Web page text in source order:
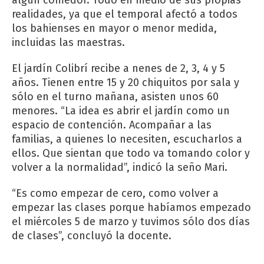
realidades, ya que el temporal afectó a todos
los bahienses en mayor o menor medida,
incluidas las maestras.
El jardín Colibrí recibe a nenes de 2, 3, 4 y 5
años. Tienen entre 15 y 20 chiquitos por sala y
sólo en el turno mañana, asisten unos 60
menores. “La idea es abrir el jardín como un
espacio de contención. Acompañar a las
familias, a quienes lo necesiten, escucharlos a
ellos. Que sientan que todo va tomando color y
volver a la normalidad”, indicó la seño Mari.
“Es como empezar de cero, como volver a
empezar las clases porque habíamos empezado
el miércoles 5 de marzo y tuvimos sólo dos días
de clases”, concluyó la docente.